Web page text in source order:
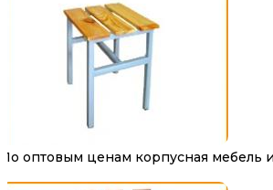
По оптовым ценам корпусная мебель